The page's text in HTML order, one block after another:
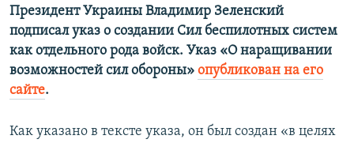
Президент Украины Владимир Зеленский
подписал указ о создании Сил беспилотных систем
как отдельного рода войск. Указ «О наращивании
возможностей сил обороны» опубликован на его
сайте.
Как указано в тексте указа, он был создан «в целях